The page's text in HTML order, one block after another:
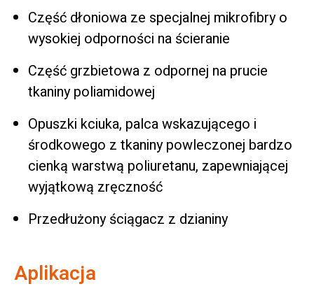
Część dłoniowa ze specjalnej mikrofibry o
wysokiej odporności na ścieranie
Część grzbietowa z odpornej na prucie
tkaniny poliamidowej
Opuszki kciuka, palca wskazującego i
środkowego z tkaniny powleczonej bardzo
cienką warstwą poliuretanu, zapewniającej
wyjątkową zręczność
Przedłużony ściągacz z dzianiny
Aplikacja